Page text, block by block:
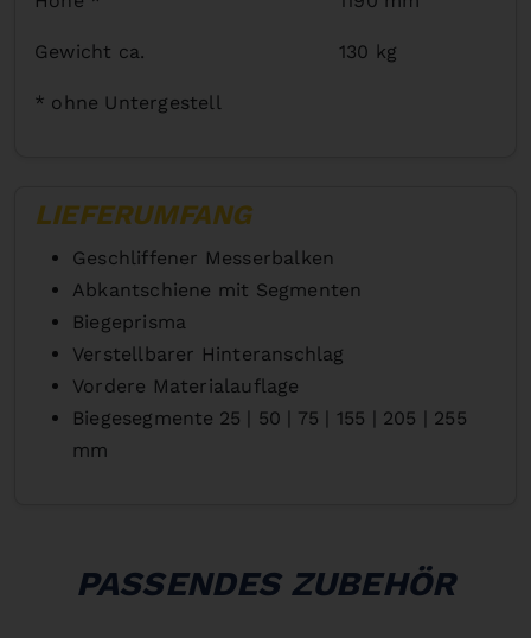
Gewicht ca. 130 kg
* ohne Untergestell
LIEFERUMFANG
Geschliffener Messerbalken
Abkantschiene mit Segmenten
Biegeprisma
Verstellbarer Hinteranschlag
Vordere Materialauflage
Biegesegmente 25 | 50 | 75 | 155 | 205 | 255
mm
PASSENDES ZUBEHÖR